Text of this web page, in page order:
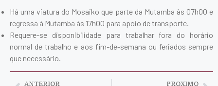
Há uma viatura do Mosaiko que parte da Mutamba às 07h00 e
regressa à Mutamba às 17h00 para apoio de transporte.
Requere-se disponibilidade para trabalhar fora do horário
normal de trabalho e aos fim-de-semana ou feriados sempre
que necessário.
ANTERIOR PROXIMO